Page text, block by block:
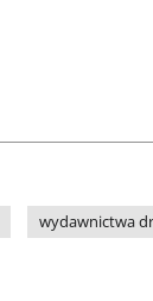
wydawnictwa